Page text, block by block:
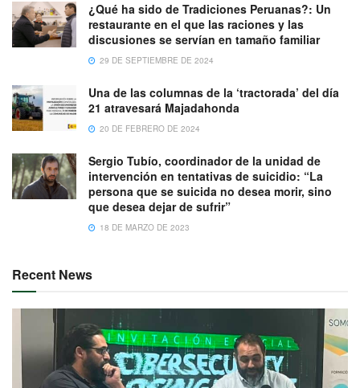
¿Qué ha sido de Tradiciones Peruanas?: Un
restaurante en el que las raciones y las
discusiones se servían en tamaño familiar
29 DE SEPTIEMBRE DE 2024
Una de las columnas de la ‘tractorada’ del día
21 atravesará Majadahonda
20 DE FEBRERO DE 2024
Sergio Tubío, coordinador de la unidad de
intervención en tentativas de suicidio: “La
persona que se suicida no desea morir, sino
que desea dejar de sufrir”
18 DE MARZO DE 2023
Recent News